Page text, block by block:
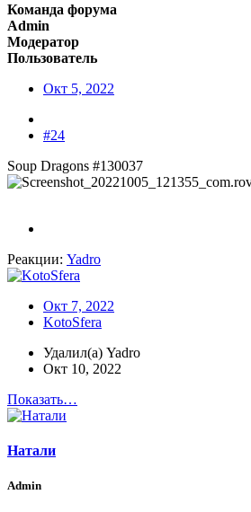
Команда форума
Admin
Модератор
Пользователь
Окт 5, 2022
#24
Soup Dragons #130037
Реакции: Yadro
Окт 7, 2022
KotoSfera
Удалил(а) Yadro
Окт 10, 2022
Показать…
Натали
Admin